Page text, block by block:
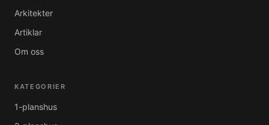
Arkitekter
Artiklar
Om oss
KATEGORIER
1-planshus